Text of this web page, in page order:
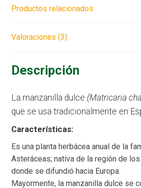
Productos relacionados
Valoraciones (3)
Descripción
La manzanilla dulce (Matricaria
que se usa tradicionalmente en
Características:
Es una planta herbácea anual de la
Asteráceas; nativa de la región de
donde se difundió hacia Europa.
Mayormente, la manzanilla dulce se